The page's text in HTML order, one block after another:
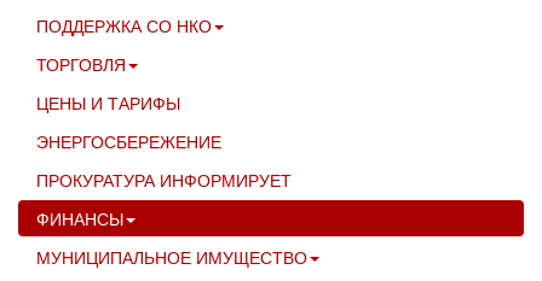
ПОДДЕРЖКА СО НКО
ТОРГОВЛЯ
ЦЕНЫ И ТАРИФЫ
ЭНЕРГОСБЕРЕЖЕНИЕ
ПРОКУРАТУРА ИНФОРМИРУЕТ
ФИНАНСЫ
МУНИЦИПАЛЬНОЕ ИМУЩЕСТВО